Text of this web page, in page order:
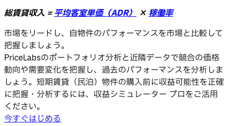
総賃貸収入 =平均客室単価（ADR） × 稼働率
市場をリードし、自物件のパフォーマンスを市場と比較して
把握しましょう。
PriceLabsのポートフォリオ分析と近隣データで競合の価格
動向や需要変化を把握し、過去のパフォーマンスを分析しま
しょう。短期賃貸（民泊）物件の購入前に収益可能性を正確
に把握・分析するには、収益シミュレーター プロをご活用
ください。
今すぐはじめる